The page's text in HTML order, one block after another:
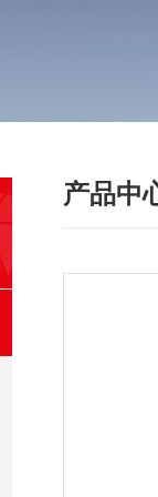
产品中